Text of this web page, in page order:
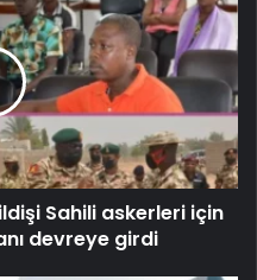
Sahili askerleri için
devreye girdi